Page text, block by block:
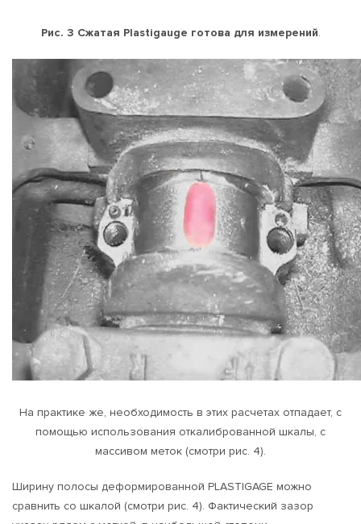
Рис. 3 Сжатая Plastigauge готова для измерений.
На практике же, необходимость в этих расчетах отпадает, с
помощью использования откалиброванной шкалы, с
массивом меток (смотри рис. 4).
Ширину полосы деформированной PLASTIGAGE можно
сравнить со шкалой (смотри рис. 4). Фактический зазор